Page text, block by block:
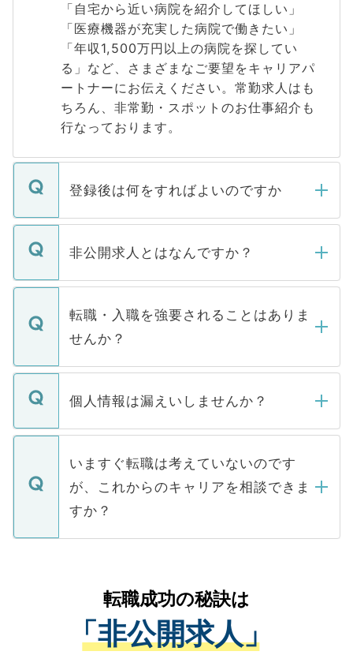
「自宅から近い病院を紹介してほしい」
「医療機器が充実した病院で働きたい」
「年収1,500万円以上の病院を探してい
る」など、さまざまなご要望をキャリアパ
ートナーにお伝えください。常勤求人はも
ちろん、非常勤・スポットのお仕事紹介も
行なっております。
登録後は何をすればよいのですか
ご登録いただきましたら、弊社担当者がご
登録内容を確認し、その後メールもしくは
ます。通常、5営業日以内にはご連絡をせて
いただきますので、しばらくお待ちくださ
非公開求人とはなんですか？
マイナビDOCTORで取り扱っている求人の
うち約3割は、Webサイトからご覧いただ
けない「非公開求人」です。非公開求人は
下記の理由によって、一般には公開してい
ません。
■応募殺到を避けるため 人気のある医療機
関を公にしてしまうと、応募が殺到する場
に、医療機関が求める条件に合った人材の
みを人材紹介会社に依頼するケースが増え
ています。
転職・入職を強要されることはありま
せんか？
転職・入職を強要することは一切ありませ
ん。また、仮に応募先から内定をいただい
定を承諾する必要はありません。内定先へ
の辞退の連絡はキャリアパートナーが行い
個人情報は漏えいしませんか？
個人情報が漏えいすることはありませんの
で、ご安心ください。当サイトからの登録
などで収集したご登録者様の個人情報は、
ご本人のキャリアアップおよび転職活動の
支援を目的に使用いたします。お預かりし
ているすべての個人データはご本人の許可
は、個人情報の取り扱いについての厳密な
管理基準を満たした事業者のみに付与され
る、プライバシーマークを取得済みです。
いますぐ転職は考えていないのです
が、これからのキャリアを相談できま
すか？
かがいして、現在の医療機関の状況や紹介
経験をまじえながら、適切なアドバイスを
させていただきます。すぐにご転職をされ
ない方には、長期的なサポートが可能です
転職成功の秘訣は
「非公開求人」